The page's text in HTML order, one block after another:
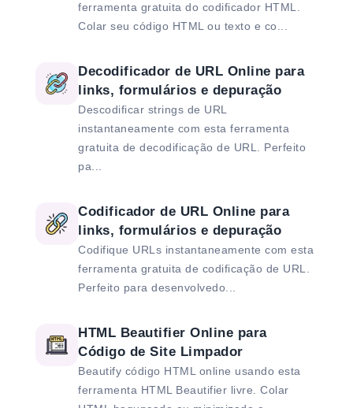
ferramenta gratuita do codificador HTML.
Colar seu código HTML ou texto e co...
Decodificador de URL Online para
links, formulários e depuração
Descodificar strings de URL
instantaneamente com esta ferramenta
gratuita de decodificação de URL. Perfeito
pa...
Codificador de URL Online para
links, formulários e depuração
Codifique URLs instantaneamente com esta
ferramenta gratuita de codificação de URL.
Perfeito para desenvolvedo...
HTML Beautifier Online para
Código de Site Limpador
Beautify código HTML online usando esta
ferramenta HTML Beautifier livre. Colar